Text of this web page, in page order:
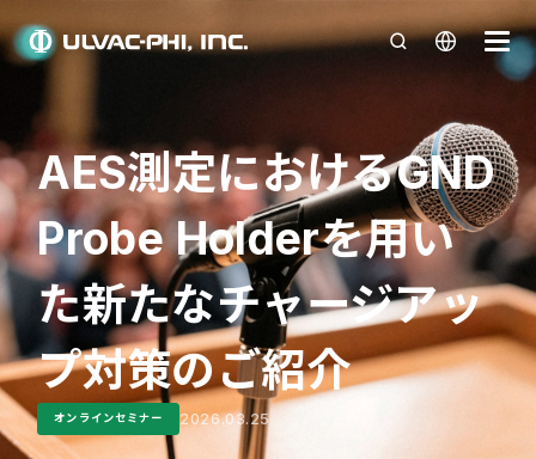
AES測定におけるGND
Probe Holderを用い
た新たなチャージアッ
プ対策のご紹介
オンラインセミナー 2026.03.25